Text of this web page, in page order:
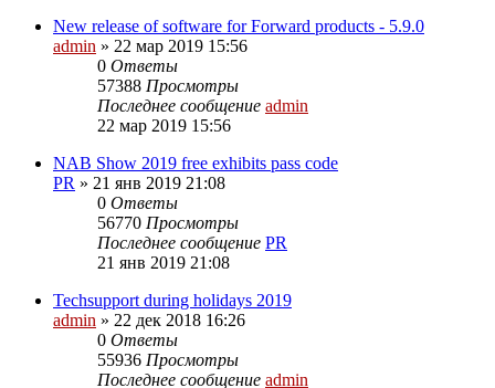
New release of software for Forward products - 5.9.0
admin » 22 мар 2019 15:56
0 Ответы
57388 Просмотры
Последнее сообщение admin
22 мар 2019 15:56
NAB Show 2019 free exhibits pass code
PR » 21 янв 2019 21:08
0 Ответы
56770 Просмотры
Последнее сообщение PR
21 янв 2019 21:08
Techsupport during holidays 2019
admin » 22 дек 2018 16:26
0 Ответы
55936 Просмотры
Последнее сообщение admin